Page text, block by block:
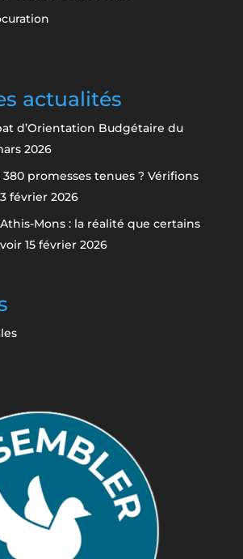
actualités
d’Orientation Budgétaire du
2026
380 promesses tenues ? Vérifions
février 2026
Mons : la réalité que certains
15 février 2026